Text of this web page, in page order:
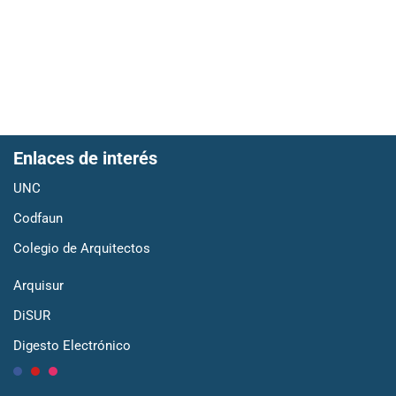
Enlaces de interés
UNC
Codfaun
Colegio de Arquitectos
Arquisur
DiSUR
Digesto Electrónico